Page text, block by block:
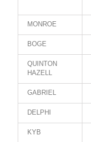
MONROE
BOGE
QUINTON
HAZELL
GABRIEL
DELPHI
KYB